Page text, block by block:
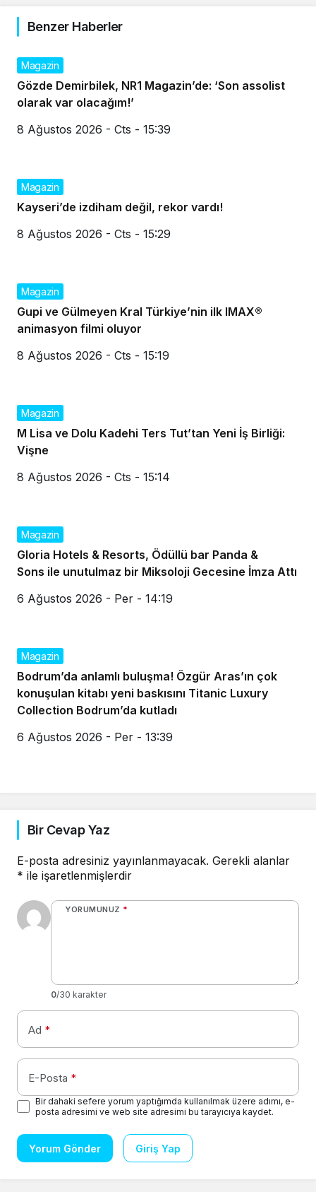
Benzer Haberler
Magazin
Gözde Demirbilek, NR1 Magazin’de: ‘Son assolist
olarak var olacağım!’
8 Ağustos 2026 - Cts - 15:39
Magazin
Kayseri’de izdiham değil, rekor vardı!
8 Ağustos 2026 - Cts - 15:29
Magazin
Gupi ve Gülmeyen Kral Türkiye’nin ilk IMAX®
animasyon filmi oluyor
8 Ağustos 2026 - Cts - 15:19
Magazin
M Lisa ve Dolu Kadehi Ters Tut’tan Yeni İş Birliği:
Vişne
8 Ağustos 2026 - Cts - 15:14
Magazin
Gloria Hotels & Resorts, Ödüllü bar Panda &
Sons ile unutulmaz bir Miksoloji Gecesine İmza Attı
6 Ağustos 2026 - Per - 14:19
Magazin
Bodrum’da anlamlı buluşma! Özgür Aras’ın çok
konuşulan kitabı yeni baskısını Titanic Luxury
Collection Bodrum’da kutladı
6 Ağustos 2026 - Per - 13:39
Bir Cevap Yaz
E-posta adresiniz yayınlanmayacak. Gerekli alanlar
* ile işaretlenmişlerdir
YORUMUNUZ *
0/30 karakter
Ad *
E-Posta *
Bir dahaki sefere yorum yaptığımda kullanılmak üzere adımı, e-
posta adresimi ve web site adresimi bu tarayıcıya kaydet.
Yorum Gönder Giriş Yap